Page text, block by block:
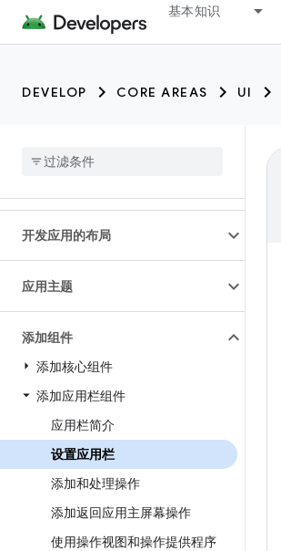
基本知识
DEVELOP CORE AREAS UI
开发应用的布局
应用主题
添加组件
添加核心组件
添加应用栏组件
应用栏简介
设置应用栏
添加和处理操作
添加返回应用主屏幕操作
使用操作视图和操作提供程序